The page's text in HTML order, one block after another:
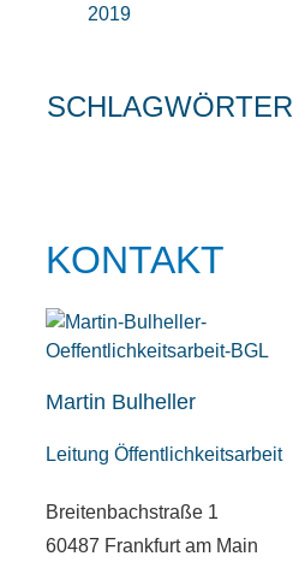
2019
SCHLAGWÖRTER
KONTAKT
Martin Bulheller
Leitung Öffentlichkeitsarbeit
Breitenbachstraße 1
60487 Frankfurt am Main